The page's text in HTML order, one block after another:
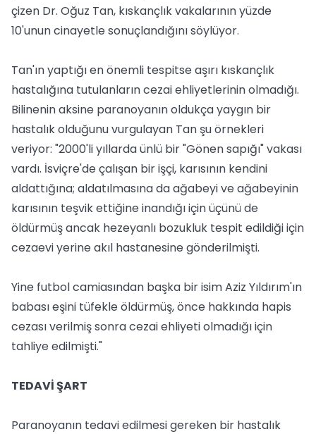
çizen Dr. Oğuz Tan, kıskançlık vakalarının yüzde
10'unun cinayetle sonuçlandığını söylüyor.
Tan'ın yaptığı en önemli tespitse aşırı kıskançlık
hastalığına tutulanların cezai ehliyetlerinin olmadığı.
Bilinenin aksine paranoyanın oldukça yaygın bir
hastalık olduğunu vurgulayan Tan şu örnekleri
veriyor: "2000'li yıllarda ünlü bir "Gönen sapığı" vakası
vardı. İsviçre'de çalışan bir işçi, karısının kendini
aldattığına; aldatılmasına da ağabeyi ve ağabeyinin
karısının teşvik ettiğine inandığı için üçünü de
öldürmüş ancak hezeyanlı bozukluk tespit edildiği için
cezaevi yerine akıl hastanesine gönderilmişti.
Yine futbol camiasından başka bir isim Aziz Yıldırım'ın
babası eşini tüfekle öldürmüş, önce hakkında hapis
cezası verilmiş sonra cezai ehliyeti olmadığı için
tahliye edilmişti."
TEDAVİ ŞART
Paranoyanın tedavi edilmesi gereken bir hastalık